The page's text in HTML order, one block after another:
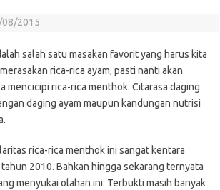
08/2015
salah satu masakan favorit yang harus kita
rica-rica ayam, pasti nanti akan
mencicipi rica-rica menthok. Citarasa daging
daging ayam maupun kandungan nutrisi
rica-rica menthok ini sangat kentara
2010. Bahkan hingga sekarang ternyata
menyukai olahan ini. Terbukti masih banyak